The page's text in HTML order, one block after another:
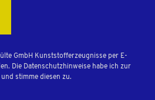
GmbH Kunststofferzeugnisse per E-
Die Datenschutzhinweise habe ich zur
stimme diesen zu.